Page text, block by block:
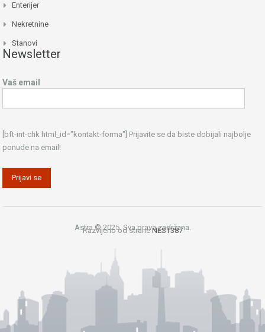
Enterijer
Nekretnine
Stanovi
Newsletter
Vaš email
[bft-int-chk html_id="kontakt-forma"] Prijavite se da biste dobijali najbolje
ponude na email!
Astra © 2025. Sva prava zadržana.
Razvijeno od straneNEST387